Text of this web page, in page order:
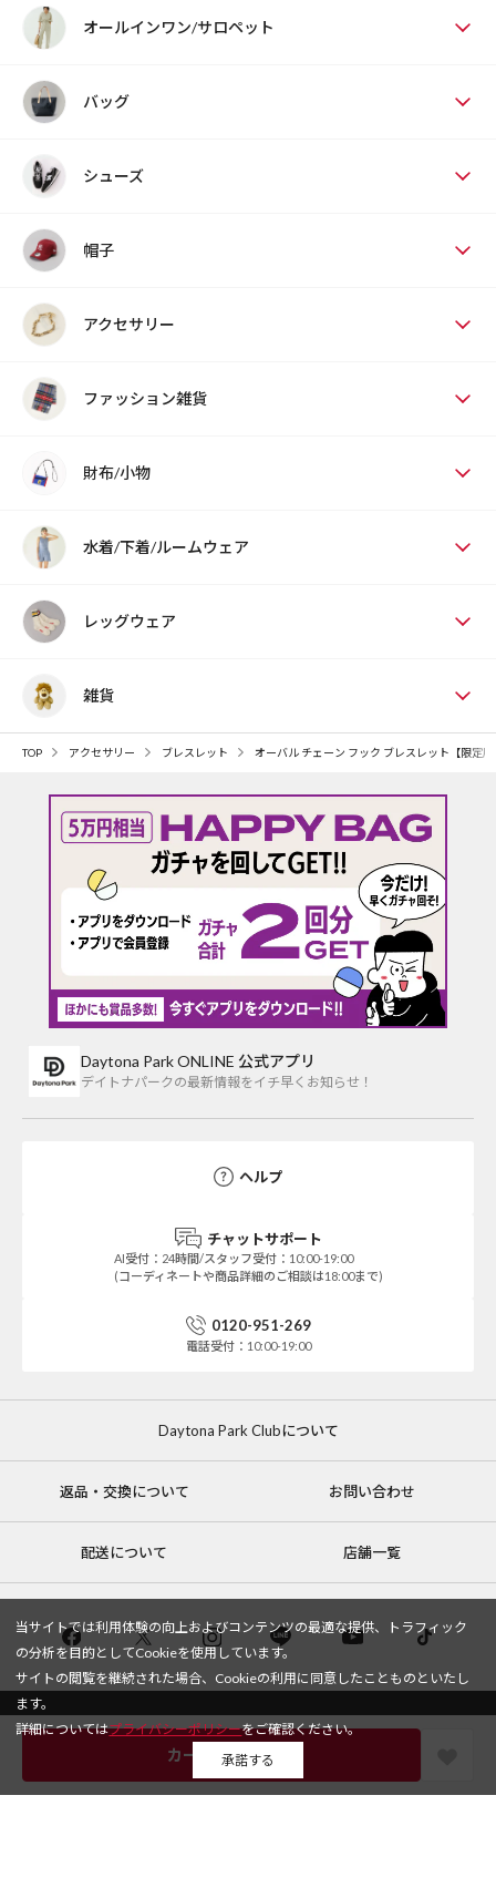
オールインワン/サロペット
バッグ
シューズ
帽子
アクセサリー
ファッション雑貨
財布/小物
水着/下着/ルームウェア
レッグウェア
雑貨
TOP アクセサリー ブレスレット オーバル チェーン フック ブレスレット【限定
Daytona Park ONLINE 公式アプリ
デイトナパークの最新情報をイチ早くお知らせ！
ヘルプ
チャットサポート
AI受付：24時間/スタッフ受付：10:00-19:00
(コーディネートや商品詳細のご相談は18:00まで)
0120-951-269
電話受付：10:00-19:00
Daytona Park Clubについて
返品・交換について お問い合わせ
配送について 店舗一覧
コーポレートサイト リクルート
サステナブルマークについて
特定商取引法・古物営業法に基づく表記
メニュー スタイリング 探す お気に入り カート
当サイトでは利用体験の向上およびコンテンツの最適な提供、トラフィック
の分析を目的としてCookieを使用しています。
サイトの閲覧を継続された場合、Cookieの利用に同意したことものといたし
ます。
詳細についてはプライバシーポリシーをご確認ください。
承諾する